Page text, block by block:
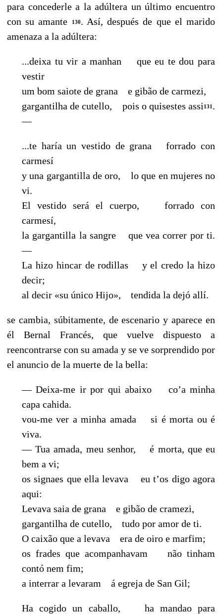
para concederle a la adúltera un último encuentro
con su amante
130. Así, después de que el marido
amenaza a la adúltera:
...deixa tu vir a manhan que eu te dou para
vestir
um bom saiote de grana e gibão de carmezi,
gargantilha de cutello, pois o quisestes assi 131 .
—
...te haría un vestido de grana forrado con
carmesí
y una gargantilla de oro, lo que en mujeres no
vi.
El vestido será el cuerpo, forrado con
carmesí,
la gargantilla la sangre que vea correr por ti.
—
La hizo hincar de rodillas y el credo la hizo
decir;
al decir «su único Hijo», tendida la dejó allí.
se cambia, súbitamente, de escenario y aparece en
él Bernal Francés, que vuelve dispuesto a
reencontrarse con su amada y se ve sorprendido por
el anuncio de la muerte de la bella:
— Deixa-me ir por qui abaixo co’a minha
capa cahida.
vou-me ver a minha amada si é morta ou é
viva.
— Tua amada, meu senhor, é morta, que eu
bem a vi;
os signaes que ella levava eu t’os digo agora
aqui:
Levava saia de grana e gibão de cramezi,
gargantilha de cutello, tudo por amor de ti.
O caixão que a levava era de oiro e marfim;
os frades que acompanhavam não tinham
contó nem fim;
a interrar a levaram á egreja de San Gil;
Ha cogido un caballo, ha mandao para